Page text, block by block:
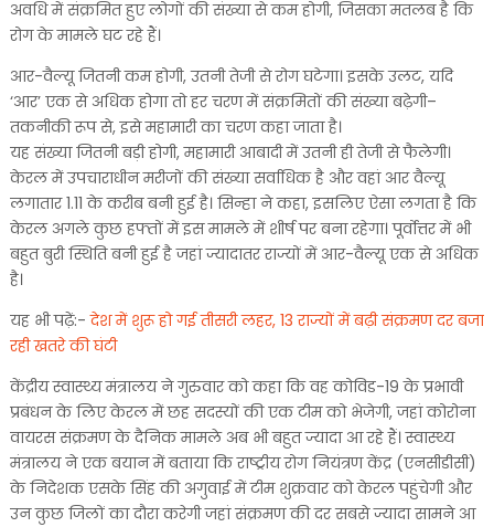
अवधि में संक्रमित हुए लोगों की संख्या से कम होगी, जिसका मतलब है कि
रोग के मामले घट रहे हैं।
आर-वैल्यू जितनी कम होगी, उतनी तेजी से रोग घटेगा। इसके उलट, यदि
‘आर’ एक से अधिक होगा तो हर चरण में संक्रमितों की संख्या बढ़ेगी–
तकनीकी रूप से, इसे महामारी का चरण कहा जाता है।
यह संख्या जितनी बड़ी होगी, महामारी आबादी में उतनी ही तेजी से फैलेगी।
केरल में उपचाराधीन मरीजों की संख्या सर्वाधिक है और वहां आर वैल्यू
लगातार 1.11 के करीब बनी हुई है। सिन्हा ने कहा, इसलिए ऐसा लगता है कि
केरल अगले कुछ हफ्तों में इस मामले में शीर्ष पर बना रहेगा। पूर्वोत्तर में भी
बहुत बुरी स्थिति बनी हुई है जहां ज्यादातर राज्यों में आर-वैल्यू एक से अधिक
है।
यह भी पढ़ें:-देश में शुरू हो गई तीसरी लहर, 13 राज्यों में बढ़ी संक्रमण दर बजा
रही खतरे की घंटी
केंद्रीय स्वास्थ्य मंत्रालय ने गुरुवार को कहा कि वह कोविड-19 के प्रभावी
प्रबंधन के लिए केरल में छह सदस्यों की एक टीम को भेजेगी, जहां कोरोना
वायरस संक्रमण के दैनिक मामले अब भी बहुत ज्यादा आ रहे हैं। स्वास्थ्य
मंत्रालय ने एक बयान में बताया कि राष्ट्रीय रोग नियंत्रण केंद्र (एनसीडीसी)
के निदेशक एसके सिंह की अगुवाई में टीम शुक्रवार को केरल पहुंचेगी और
उन कुछ जिलों का दौरा करेगी जहां संक्रमण की दर सबसे ज्यादा सामने आ